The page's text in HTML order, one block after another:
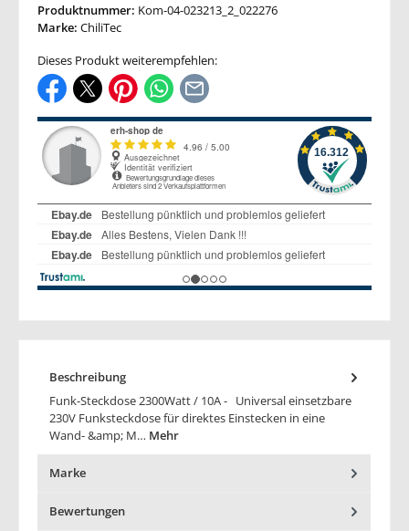
Produktnummer: Kom-04-023213_2_022276
Marke: ChiliTec
Dieses Produkt weiterempfehlen:
Beschreibung
Funk-Steckdose 2300Watt / 10A - Universal einsetzbare
230V Funksteckdose für direktes Einstecken in eine
Wand- &amp; M… Mehr
Marke
Bewertungen